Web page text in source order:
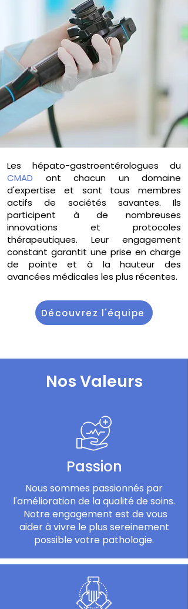
Les hépato-gastroentérologues du
CMAD ont chacun un domaine
d'expertise et sont tous membres
actifs de sociétés savantes. Ils
participent à de nombreuses
innovations et protocoles
thérapeutiques. Leur engagement
constant garantit une prise en charge
de pointe et à la hauteur des
avancées médicales les plus récentes.
Découvrez l'équipe
Nos Valeurs
Passion
Nous sommes passionnés par
l'amélioration de la qualité de soins.
Notre engagement est de vous
aider à vivre le plus sereinement
possible votre pathologie.